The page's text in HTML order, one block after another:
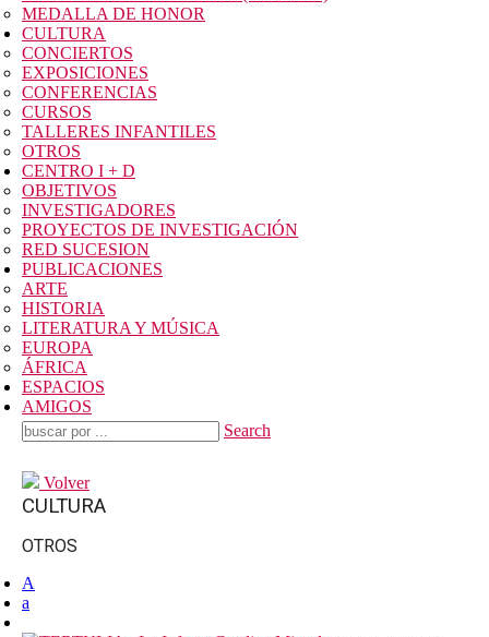
MEDALLA DE HONOR
CULTURA
CONCIERTOS
EXPOSICIONES
CONFERENCIAS
CURSOS
TALLERES INFANTILES
OTROS
CENTRO I + D
OBJETIVOS
INVESTIGADORES
PROYECTOS DE INVESTIGACIÓN
RED SUCESION
PUBLICACIONES
ARTE
HISTORIA
LITERATURA Y MÚSICA
EUROPA
ÁFRICA
ESPACIOS
AMIGOS
Search
Volver
CULTURA
OTROS
A
a